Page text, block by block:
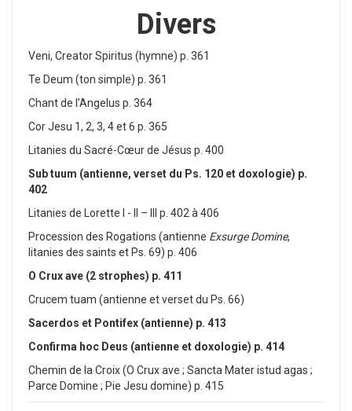
Divers
Veni, Creator Spiritus (hymne) p. 361
Te Deum (ton simple) p. 361
Chant de l’Angelus p. 364
Cor Jesu 1, 2, 3, 4 et 6 p. 365
Litanies du Sacré-Cœur de Jésus p. 400
Sub tuum (antienne, verset du Ps. 120 et doxologie) p.
402
Litanies de Lorette I - II – III p. 402 à 406
Procession des Rogations (antienne Exsurge Domine,
litanies des saints et Ps. 69) p. 406
O Crux ave (2 strophes) p. 411
Crucem tuam (antienne et verset du Ps. 66)
Sacerdos et Pontifex (antienne) p. 413
Confirma hoc Deus (antienne et doxologie) p. 414
Chemin de la Croix (O Crux ave ; Sancta Mater istud agas ;
Parce Domine ; Pie Jesu domine) p. 415